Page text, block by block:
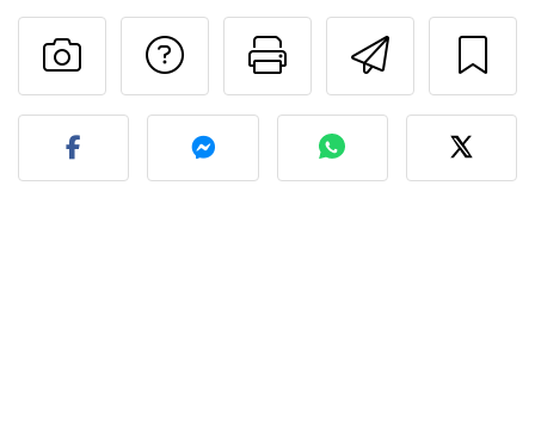
Imprimir
Preguntar al autor
Publicar la foto de esta